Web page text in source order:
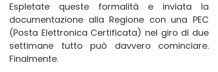
Espletate queste formalità e inviata la
documentazione alla Regione con una PEC
(Posta Elettronica Certificata) nel giro di due
settimane tutto può davvero cominciare.
Finalmente.